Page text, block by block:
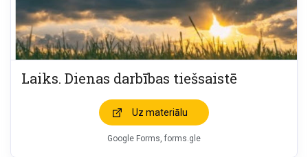
Laiks. Dienas darbības tiešsaistē
Uz materiālu
Google Forms, forms.gle